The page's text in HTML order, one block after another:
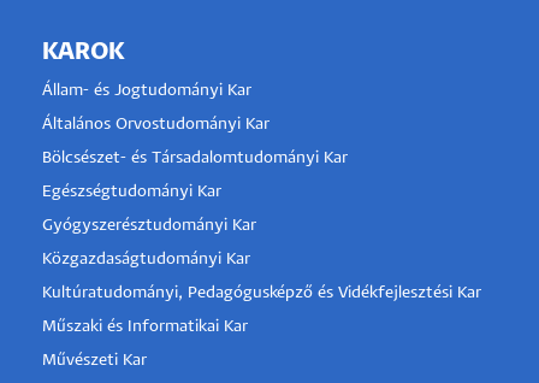
KAROK
Állam- és Jogtudományi Kar
Általános Orvostudományi Kar
Bölcsészet- és Társadalomtudományi Kar
Egészségtudományi Kar
Gyógyszerésztudományi Kar
Közgazdaságtudományi Kar
Kultúratudományi, Pedagógusképző és Vidékfejlesztési Kar
Műszaki és Informatikai Kar
Művészeti Kar